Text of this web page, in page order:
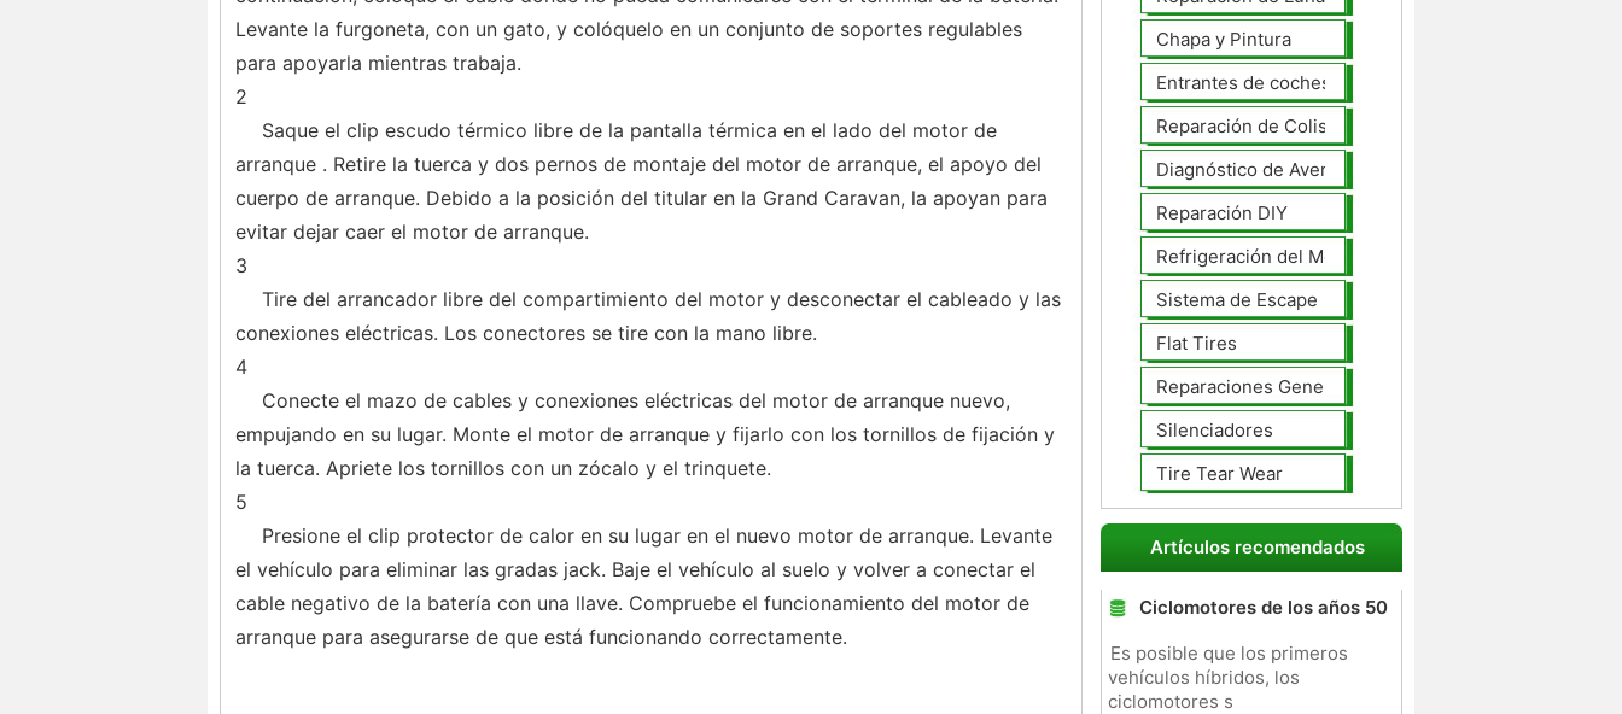
Levante la furgoneta, con un gato, y colóquelo en un conjunto de soportes regulables
para apoyarla mientras trabaja.
2
Saque el clip escudo térmico libre de la pantalla térmica en el lado del motor de
arranque . Retire la tuerca y dos pernos de montaje del motor de arranque, el apoyo del
cuerpo de arranque. Debido a la posición del titular en la Grand Caravan, la apoyan para
evitar dejar caer el motor de arranque.
3
Tire del arrancador libre del compartimiento del motor y desconectar el cableado y las
conexiones eléctricas. Los conectores se tire con la mano libre.
4
Conecte el mazo de cables y conexiones eléctricas del motor de arranque nuevo,
empujando en su lugar. Monte el motor de arranque y fijarlo con los tornillos de fijación y
la tuerca. Apriete los tornillos con un zócalo y el trinquete.
5
Presione el clip protector de calor en su lugar en el nuevo motor de arranque. Levante
el vehículo para eliminar las gradas jack. Baje el vehículo al suelo y volver a conectar el
cable negativo de la batería con una llave. Compruebe el funcionamiento del motor de
arranque para asegurarse de que está funcionando correctamente.
Chapa y Pintura
Entrantes de coches
Reparación de Colisiones
Diagnóstico de Averías
Reparación DIY
Refrigeración del Motor
Sistema de Escape
Flat Tires
Reparaciones Generales
Silenciadores
Tire Tear Wear
Artículos recomendados
Ciclomotores de los años 50
Es posible que los primeros
vehículos híbridos, los
ciclomotores s